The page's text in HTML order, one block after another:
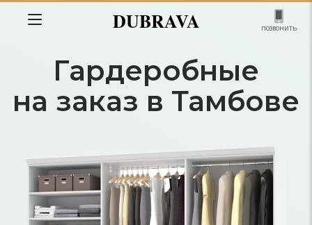
DUBRAVA позвонить
Гардеробные
на заказ в Тамбове